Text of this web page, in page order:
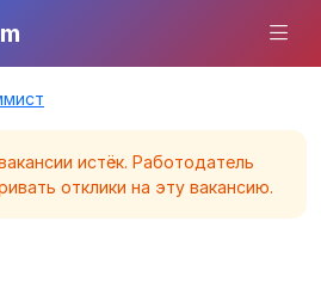
истёк. Работодатель
отклики на эту вакансию.